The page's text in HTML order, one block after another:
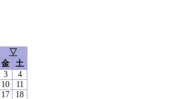
▽
金
土
3
4
10
11
17
18